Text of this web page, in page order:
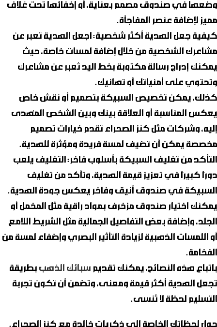
وضعها في صندوق مصمم بعناية، أو إخفائها تحت غلاف
مميز لإضافة عنصر المفاجأة.
كيفية جعل الهدية أكثر شخصية: اجعل الهدية تعبر عن
مشاعرك الشخصية من خلال إضافة لمسات خاصة، حيث
يمكنك إدراج رسالة مكتوبة بخط اليد تُعبر عن مشاعرك
وتحتوي على أمنياتك أو تهانيك.
كذلك، يمكن تخصيص السبيكة بتصميم أو نقش خاص
يعكس المناسبة أو العلاقة بينك وبين الشخص المُهدى
إليه، وشركات مثل كنز الصحراء تقدم خيارات تصميم
مخصصة يمكن أن تضيف لمسة فريدة ومؤثرة للهدية.
التأكد من تغليف السبيكة بأسلوب فاخر: التغليف يلعب
دورًا كبيرًا في تعزيز قيمة الهدية، وتأكد من تغليف
السبيكة في صندوق أنيق وفاخر يعكس جودة الهدية.
يمكنك اختيار صندوق مزخرف بمواد راقية مثل المخمل أو
الجلد، وإضافة بعض التفاصيل الجمالية مثل الشريط اللامع
أو اللمسات الذهبية لزيادة التأثير البصري وإضفاء لمسة من
الفخامة.
باتباع هذه النصائح، يمكنك تقديم سبائك الذهب بطريقة
تجعل الهدية أكثر قيمة ومعنى، وتضمن أن تكون تجربة
التسليم لحظة لا تُنسى.
حول لحظاتك الخاصة إلى ذكريات خالدة مع كنز الصحراء.